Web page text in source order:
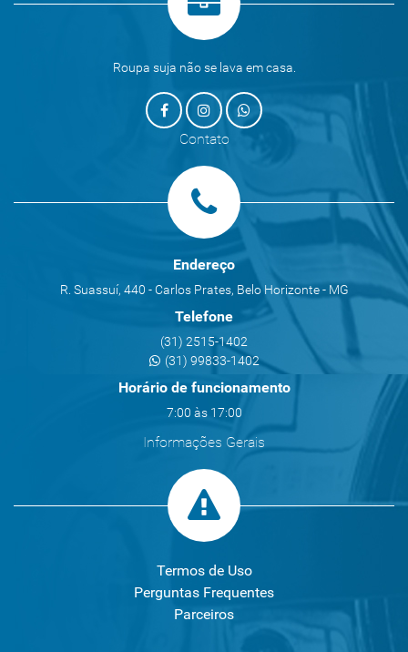
Roupa suja não se lava em casa.
Contato
Endereço
R. Suassuí, 440 - Carlos Prates, Belo Horizonte - MG
Telefone
(31) 2515-1402
(31) 99833-1402
Horário de funcionamento
7:00 às 17:00
Informações Gerais
Termos de Uso
Perguntas Frequentes
Parceiros